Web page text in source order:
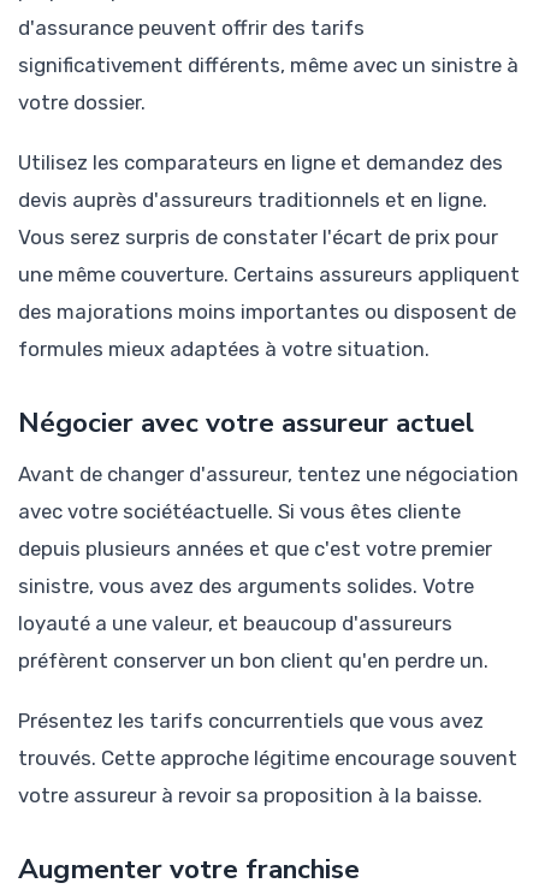
d'assurance peuvent offrir des tarifs
significativement différents, même avec un sinistre à
votre dossier.
Utilisez les comparateurs en ligne et demandez des
devis auprès d'assureurs traditionnels et en ligne.
Vous serez surpris de constater l'écart de prix pour
une même couverture. Certains assureurs appliquent
des majorations moins importantes ou disposent de
formules mieux adaptées à votre situation.
Négocier avec votre assureur actuel
Avant de changer d'assureur, tentez une négociation
avec votre sociétéactuelle. Si vous êtes cliente
depuis plusieurs années et que c'est votre premier
sinistre, vous avez des arguments solides. Votre
loyauté a une valeur, et beaucoup d'assureurs
préfèrent conserver un bon client qu'en perdre un.
Présentez les tarifs concurrentiels que vous avez
trouvés. Cette approche légitime encourage souvent
votre assureur à revoir sa proposition à la baisse.
Augmenter votre franchise